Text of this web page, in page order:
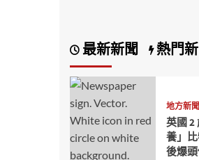
最新新聞 熱門
地方新聞
英國 2
養」
後爆